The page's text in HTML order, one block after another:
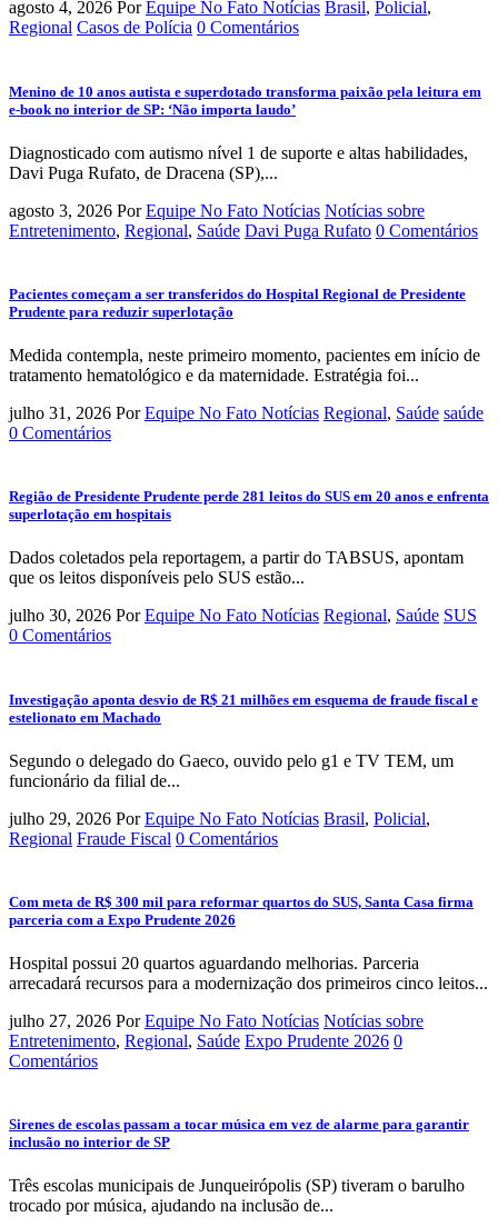
agosto 4, 2026 Por Equipe No Fato Notícias Brasil, Policial,
Regional Casos de Polícia 0 Comentários
Menino de 10 anos autista e superdotado transforma paixão pela leitura em
e-book no interior de SP: ‘Não importa laudo’
Diagnosticado com autismo nível 1 de suporte e altas habilidades,
Davi Puga Rufato, de Dracena (SP),...
agosto 3, 2026 Por Equipe No Fato Notícias Notícias sobre
Entretenimento, Regional, Saúde Davi Puga Rufato 0 Comentários
Pacientes começam a ser transferidos do Hospital Regional de Presidente
Prudente para reduzir superlotação
Medida contempla, neste primeiro momento, pacientes em início de
tratamento hematológico e da maternidade. Estratégia foi...
julho 31, 2026 Por Equipe No Fato Notícias Regional, Saúde saúde
0 Comentários
Região de Presidente Prudente perde 281 leitos do SUS em 20 anos e enfrenta
superlotação em hospitais
Dados coletados pela reportagem, a partir do TABSUS, apontam
que os leitos disponíveis pelo SUS estão...
julho 30, 2026 Por Equipe No Fato Notícias Regional, Saúde SUS
0 Comentários
Investigação aponta desvio de R$ 21 milhões em esquema de fraude fiscal e
estelionato em Machado
Segundo o delegado do Gaeco, ouvido pelo g1 e TV TEM, um
funcionário da filial de...
julho 29, 2026 Por Equipe No Fato Notícias Brasil, Policial,
Regional Fraude Fiscal 0 Comentários
Com meta de R$ 300 mil para reformar quartos do SUS, Santa Casa firma
parceria com a Expo Prudente 2026
Hospital possui 20 quartos aguardando melhorias. Parceria
arrecadará recursos para a modernização dos primeiros cinco leitos...
julho 27, 2026 Por Equipe No Fato Notícias Notícias sobre
Entretenimento, Regional, Saúde Expo Prudente 2026 0
Comentários
Sirenes de escolas passam a tocar música em vez de alarme para garantir
inclusão no interior de SP
Três escolas municipais de Junqueirópolis (SP) tiveram o barulho
trocado por música, ajudando na inclusão de...